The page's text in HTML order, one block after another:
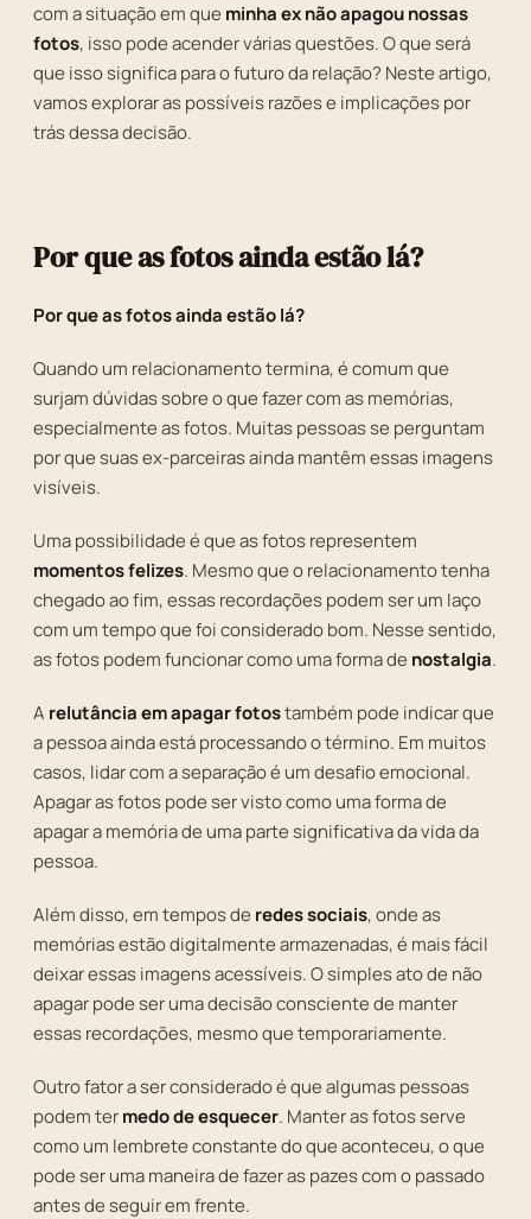
com a situação em que minha ex não apagou nossas
fotos, isso pode acender várias questões. O que será
que isso significa para o futuro da relação? Neste artigo,
vamos explorar as possíveis razões e implicações por
trás dessa decisão.
Por que as fotos ainda estão lá?
Por que as fotos ainda estão lá?
Quando um relacionamento termina, é comum que
surjam dúvidas sobre o que fazer com as memórias,
especialmente as fotos. Muitas pessoas se perguntam
por que suas ex-parceiras ainda mantêm essas imagens
visíveis.
Uma possibilidade é que as fotos representem
momentos felizes. Mesmo que o relacionamento tenha
chegado ao fim, essas recordações podem ser um laço
com um tempo que foi considerado bom. Nesse sentido,
as fotos podem funcionar como uma forma de nostalgia.
A relutância em apagar fotostambém pode indicar que
a pessoa ainda está processando o término. Em muitos
casos, lidar com a separação é um desafio emocional.
Apagar as fotos pode ser visto como uma forma de
apagar a memória de uma parte significativa da vida da
pessoa.
Além disso, em tempos de redes sociais, onde as
memórias estão digitalmente armazenadas, é mais fácil
deixar essas imagens acessíveis. O simples ato de não
apagar pode ser uma decisão consciente de manter
essas recordações, mesmo que temporariamente.
Outro fator a ser considerado é que algumas pessoas
podem termedo de esquecer. Manter as fotos serve
como um lembrete constante do que aconteceu, o que
pode ser uma maneira de fazer as pazes com o passado
antes de seguir em frente.